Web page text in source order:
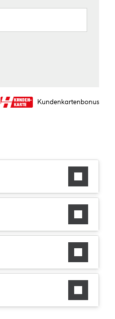
Kundenkartenbonus